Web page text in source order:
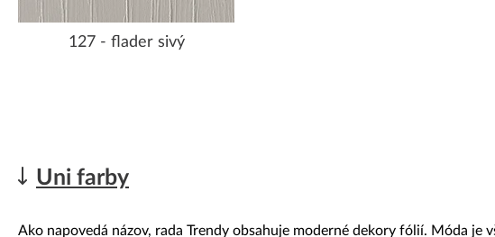
127 - flader sivý
Uni farby
Ako napovedá názov, rada Trendy obsahuje moderné dekory fólií. Móda je